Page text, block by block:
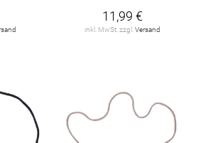
11,99 €
inkl. MwSt. zzgl. Versand